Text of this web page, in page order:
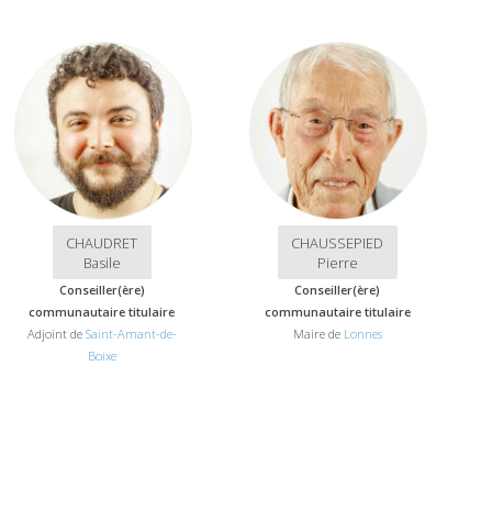
CHAUDRET
Basile
Conseiller(ère)
communautaire titulaire
Adjoint de Saint-Amant-de-
Boixe
CHAUSSEPIED
Pierre
Conseiller(ère)
communautaire titulaire
Maire de Lonnes